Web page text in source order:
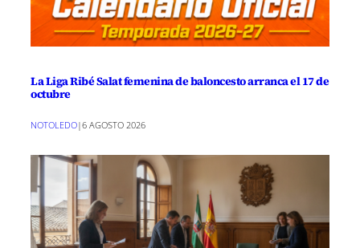
La Liga Ribé Salat femenina de baloncesto arranca el 17 de
octubre
NOTOLEDO|6 AGOSTO 2026